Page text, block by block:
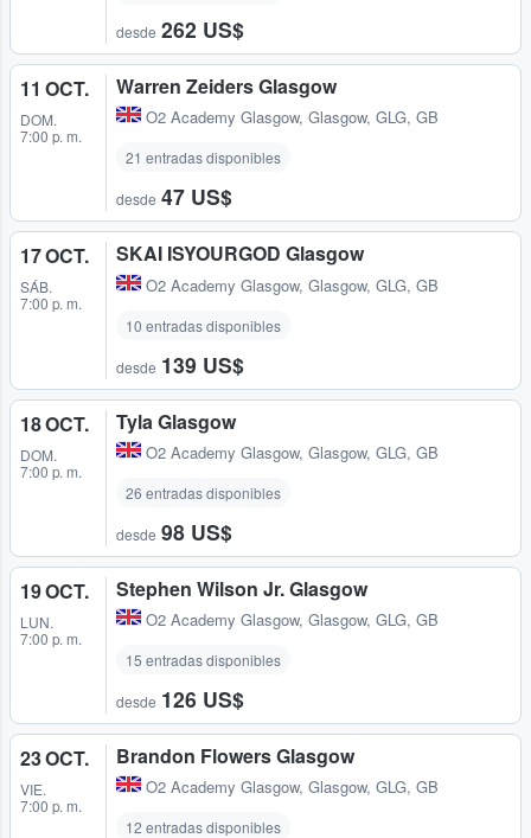
desde 262 US$
11 OCT.
DOM.
7:00 p. m.
Warren Zeiders Glasgow
O2 Academy Glasgow, Glasgow, GLG, GB
21 entradas disponibles
desde 47 US$
17 OCT.
SÁB.
7:00 p. m.
SKAI ISYOURGOD Glasgow
O2 Academy Glasgow, Glasgow, GLG, GB
10 entradas disponibles
desde 139 US$
18 OCT.
DOM.
7:00 p. m.
Tyla Glasgow
O2 Academy Glasgow, Glasgow, GLG, GB
26 entradas disponibles
desde 98 US$
19 OCT.
LUN.
7:00 p. m.
Stephen Wilson Jr. Glasgow
O2 Academy Glasgow, Glasgow, GLG, GB
15 entradas disponibles
desde 126 US$
23 OCT.
VIE.
7:00 p. m.
Brandon Flowers Glasgow
O2 Academy Glasgow, Glasgow, GLG, GB
12 entradas disponibles